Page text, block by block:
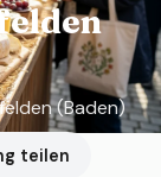
(Baden)
teilen